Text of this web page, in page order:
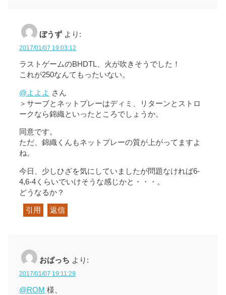
ぼうず より:
2017/01/07 19:03:12
ラストゲームのBHDTL、火が吹きそうでした！
これが250なんてもったいない。
@よよよ さん
＞サーブとネットプレーはディミ、リターンとストロ
ークなら錦織といったところでしょうか。
同意です。
ただ、錦織くんもネットプレーの質が上がってますよ
ね。
今日、少しひざを気にしていましたが問題なければ6-
4,6-4くらいでいけそうな感じかと・・・。
どうなるか？
引用 返信
おばっち より:
2017/01/07 19:11:29
@ROM 様、